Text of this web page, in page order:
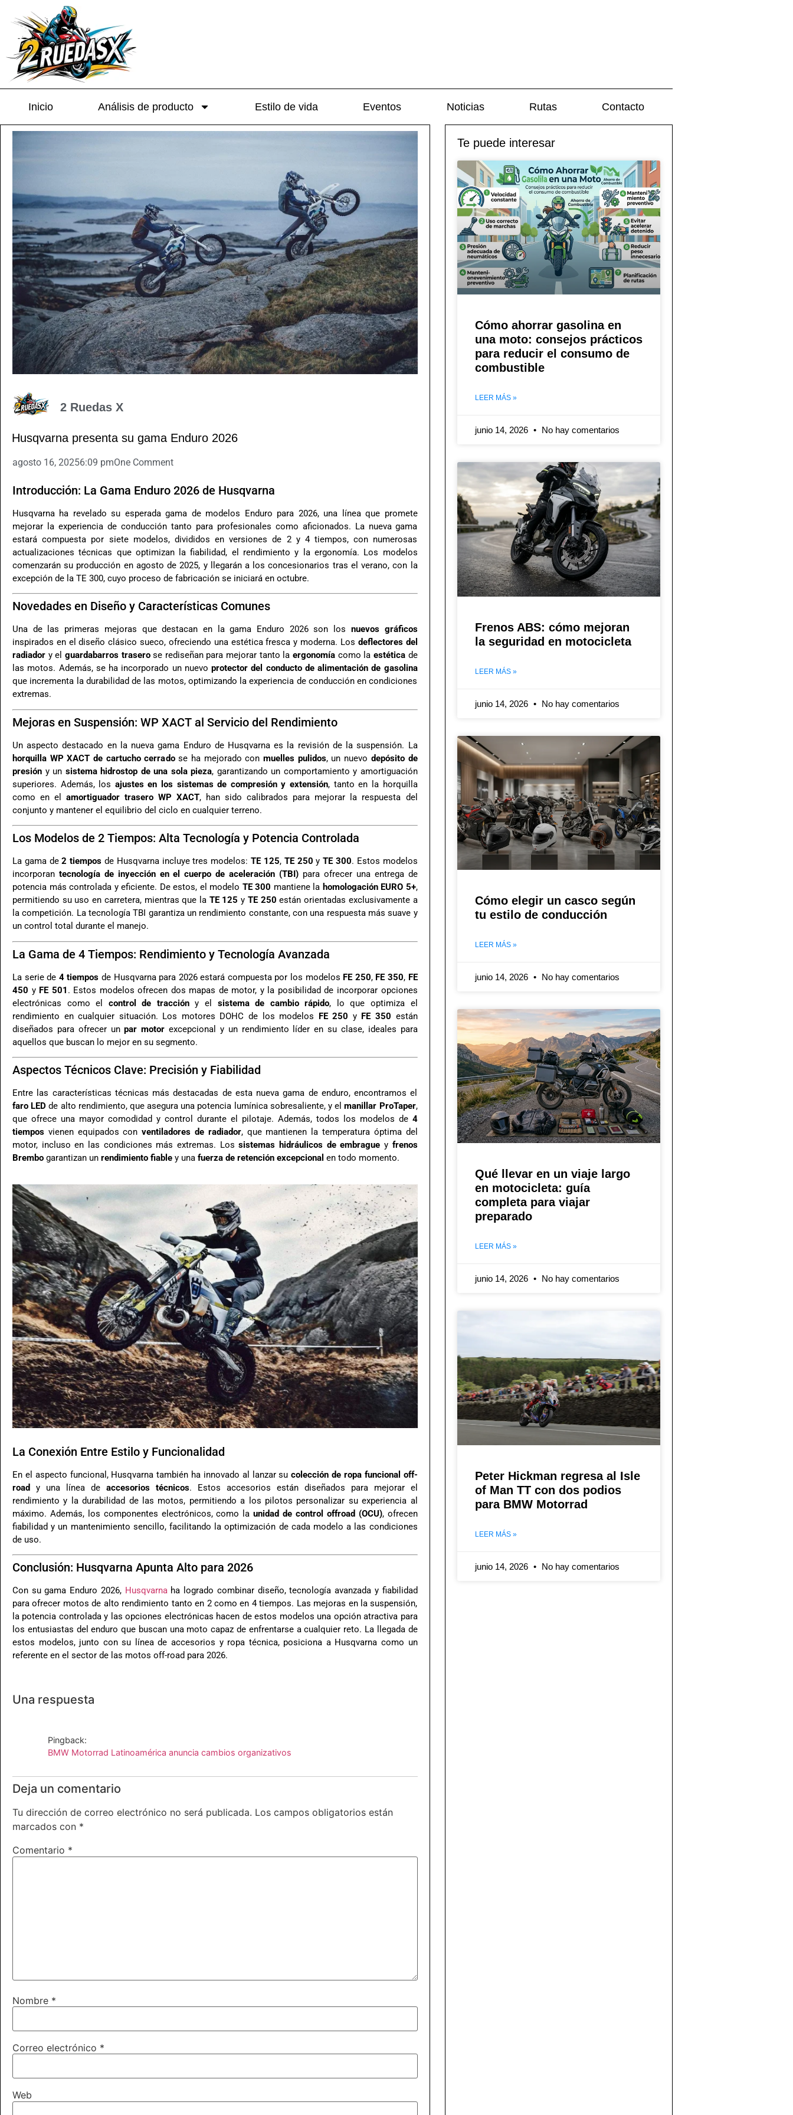
Inicio Análisis de producto Estilo de vida Eventos Noticias Rutas Contacto
2 Ruedas X
Husqvarna presenta su gama Enduro 2026
agosto 16, 20256:09 pmOne Comment
Introducción: La Gama Enduro 2026 de Husqvarna
Husqvarna ha revelado su esperada gama de modelos Enduro para 2026, una línea que promete
mejorar la experiencia de conducción tanto para profesionales como aficionados. La nueva gama
estará compuesta por siete modelos, divididos en versiones de 2 y 4 tiempos, con numerosas
actualizaciones técnicas que optimizan la fiabilidad, el rendimiento y la ergonomía. Los modelos
comenzarán su producción en agosto de 2025, y llegarán a los concesionarios tras el verano, con la
excepción de la TE 300, cuyo proceso de fabricación se iniciará en octubre.
Novedades en Diseño y Características Comunes
Una de las primeras mejoras que destacan en la gama Enduro 2026 son los nuevos gráficos
inspirados en el diseño clásico sueco, ofreciendo una estética fresca y moderna. Los deflectores del
radiador y el guardabarros traserose rediseñan para mejorar tanto la ergonomíacomo la estéticade
las motos. Además, se ha incorporado un nuevo protector del conducto de alimentación de gasolina
que incrementa la durabilidad de las motos, optimizando la experiencia de conducción en condiciones
extremas.
Mejoras en Suspensión: WP XACT al Servicio del Rendimiento
Un aspecto destacado en la nueva gama Enduro de Husqvarna es la revisión de la suspensión. La
horquilla WP XACT de cartucho cerradose ha mejorado con muelles pulidos, un nuevo depósito de
presión y un sistema hidrostop de una sola pieza, garantizando un comportamiento y amortiguación
superiores. Además, los ajustes en los sistemas de compresión y extensión, tanto en la horquilla
como en elamortiguador trasero WP XACT, han sido calibrados para mejorar la respuesta del
conjunto y mantener el equilibrio del ciclo en cualquier terreno.
Los Modelos de 2 Tiempos: Alta Tecnología y Potencia Controlada
La gama de2 tiempos de Husqvarna incluye tres modelos:TE 125, TE 250 yTE 300. Estos modelos
incorporan tecnología de inyección en el cuerpo de aceleración (TBI) para ofrecer una entrega de
potencia más controlada y eficiente. De estos, el modelo TE 300 mantiene la homologación EURO 5+,
permitiendo su uso en carretera, mientras que la TE 125 y TE 250 están orientadas exclusivamente a
la competición. La tecnología TBI garantiza un rendimiento constante, con una respuesta más suave y
un control total durante el manejo.
La Gama de 4 Tiempos: Rendimiento y Tecnología Avanzada
La serie de 4 tiempos de Husqvarna para 2026 estará compuesta por los modelos FE 250, FE 350, FE
450 y FE 501 . Estos modelos ofrecen dos mapas de motor, y la posibilidad de incorporar opciones
electrónicas como el control de traccióny el sistema de cambio rápido, lo que optimiza el
rendimiento en cualquier situación. Los motores DOHC de los modelos FE 250 y FE 350 están
diseñados para ofrecer unpar motor excepcional y un rendimiento líder en su clase, ideales para
aquellos que buscan lo mejor en su segmento.
Aspectos Técnicos Clave: Precisión y Fiabilidad
Entre las características técnicas más destacadas de esta nueva gama de enduro, encontramos el
faro LED de alto rendimiento, que asegura una potencia lumínica sobresaliente, y elmanillar ProTaper,
que ofrece una mayor comodidad y control durante el pilotaje. Además, todos los modelos de 4
tiempos vienen equipados conventiladores de radiador, que mantienen la temperatura óptima del
motor, incluso en las condiciones más extremas. Lossistemas hidráulicos de embrague y frenos
Brembo garantizan un rendimiento fiable y una fuerza de retención excepcional en todo momento.
La Conexión Entre Estilo y Funcionalidad
En el aspecto funcional, Husqvarna también ha innovado al lanzar sucolección de ropa funcional off-
road
y una línea de accesorios técnicos. Estos accesorios están diseñados para mejorar el
rendimiento y la durabilidad de las motos, permitiendo a los pilotos personalizar su experiencia al
máximo. Además, los componentes electrónicos, como launidad de control offroad (OCU), ofrecen
fiabilidad y un mantenimiento sencillo, facilitando la optimización de cada modelo a las condiciones
de uso.
Conclusión: Husqvarna Apunta Alto para 2026
Con su gama Enduro 2026, Husqvarnaha logrado combinar diseño, tecnología avanzada y fiabilidad
para ofrecer motos de alto rendimiento tanto en 2 como en 4 tiempos. Las mejoras en la suspensión,
la potencia controlada y las opciones electrónicas hacen de estos modelos una opción atractiva para
los entusiastas del enduro que buscan una moto capaz de enfrentarse a cualquier reto. La llegada de
estos modelos, junto con su línea de accesorios y ropa técnica, posiciona a Husqvarna como un
referente en el sector de las motos off-road para 2026.
Una respuesta
Pingback:
BMW Motorrad Latinoamérica anuncia cambios organizativos
Deja un comentario
Tu dirección de correo electrónico no será publicada. Los campos obligatorios están
marcados con *
Comentario *
Nombre *
Correo electrónico *
Web
Te puede interesar
Cómo ahorrar gasolina en
una moto: consejos prácticos
para reducir el consumo de
combustible
LEER MÁS »
junio 14, 2026 No hay comentarios
Frenos ABS: cómo mejoran
la seguridad en motocicleta
LEER MÁS »
junio 14, 2026 No hay comentarios
Cómo elegir un casco según
tu estilo de conducción
LEER MÁS »
junio 14, 2026 No hay comentarios
Qué llevar en un viaje largo
en motocicleta: guía
completa para viajar
preparado
LEER MÁS »
junio 14, 2026 No hay comentarios
Peter Hickman regresa al Isle
of Man TT con dos podios
para BMW Motorrad
LEER MÁS »
junio 14, 2026 No hay comentarios